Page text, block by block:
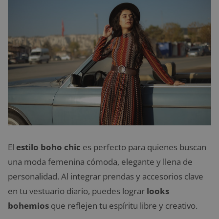
El estilo boho chic es perfecto para quienes buscan
una moda femenina cómoda, elegante y llena de
personalidad. Al integrar prendas y accesorios clave
en tu vestuario diario, puedes lograr looks
bohemios que reflejen tu espíritu libre y creativo.